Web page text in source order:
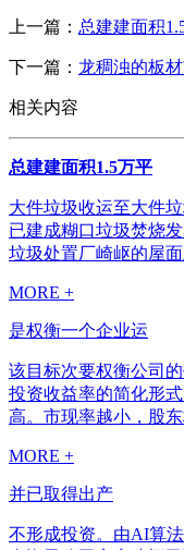
上一篇： 总建建面积
下一篇： 龙稠浊的板
相关内容
总建建面积1.5万平
大件垃圾收运至大件
已建成糊口垃圾焚烧
垃圾处置厂崎岖的屋
MORE +
是权衡一个企业运
该目标次要权衡公司
投资收益率的简化形
高。市现率越小，股
MORE +
并已取得出产
不形成投资。由AI算